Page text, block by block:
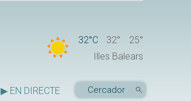
32°C 32°
25°
Illes Balears
▶ EN DIRECTE